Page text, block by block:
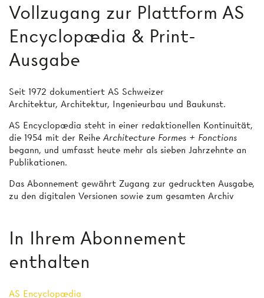
Vollzugang zur Plattform AS
Encyclopædia & Print-
Ausgabe
Seit 1972 dokumentiert AS Schweizer
Architektur, Architektur, Ingenieurbau und Baukunst.
AS Encyclopædia steht in einer redaktionellen Kontinuität,
die 1954 mit der Reihe Architecture Formes + Fonctions
begann, und umfasst heute mehr als sieben Jahrzehnte an
Publikationen.
Das Abonnement gewährt Zugang zur gedruckten Ausgabe,
zu den digitalen Versionen sowie zum gesamten Archiv
In Ihrem Abonnement
enthalten
AS Encyclopædia